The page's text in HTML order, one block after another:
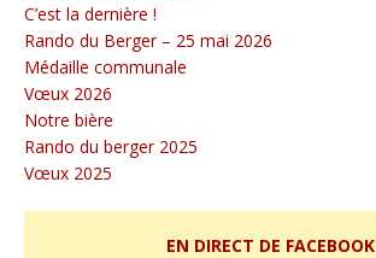
C’est la dernière !
Rando du Berger – 25 mai 2026
Médaille communale
Vœux 2026
Notre bière
Rando du berger 2025
Vœux 2025
EN DIRECT DE FACEBOOK